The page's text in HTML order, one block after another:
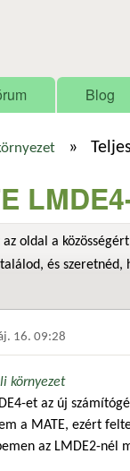
Blog
»
az oldal a
és
16. 09:28
környezet
et az új
a MATE, ezért
az LMDE2-nél